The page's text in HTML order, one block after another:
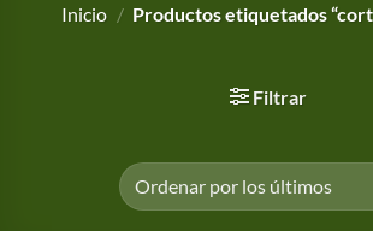
Inicio / Productos etiquetados
Filtrar